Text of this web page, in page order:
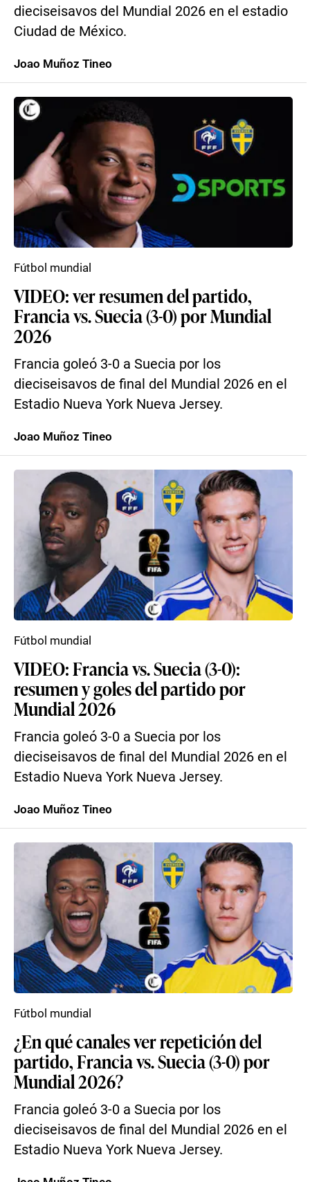
dieciseisavos del Mundial 2026 en el estadio
Ciudad de México.
Joao Muñoz Tineo
VIDEO: ver resumen del partido,
Francia vs. Suecia (3-0) por Mundial
2026
Francia goleó 3-0 a Suecia por los
dieciseisavos de final del Mundial 2026 en el
Estadio Nueva York Nueva Jersey.
Fútbol mundial
Joao Muñoz Tineo
VIDEO: Francia vs. Suecia (3-0):
resumen y goles del partido por
Mundial 2026
Francia goleó 3-0 a Suecia por los
dieciseisavos de final del Mundial 2026 en el
Estadio Nueva York Nueva Jersey.
Fútbol mundial
Joao Muñoz Tineo
¿En qué canales ver repetición del
partido, Francia vs. Suecia (3-0) por
Mundial 2026?
Francia goleó 3-0 a Suecia por los
dieciseisavos de final del Mundial 2026 en el
Estadio Nueva York Nueva Jersey.
Fútbol mundial